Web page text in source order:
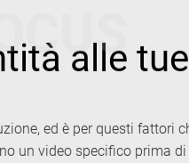
alle
ed è per questi fattori
un video specifico prima